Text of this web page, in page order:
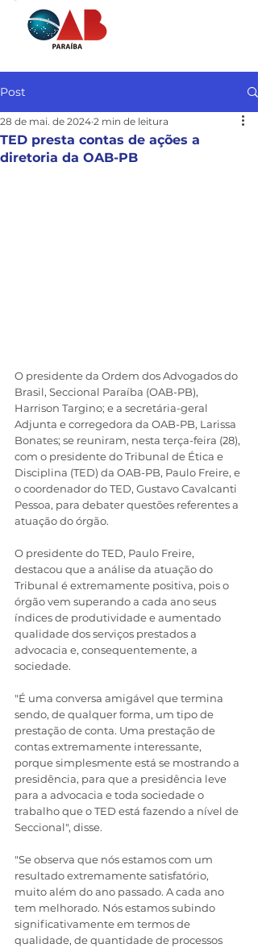
Post
TED presta contas de ações a
diretoria da OAB-PB
28 de mai. de 2024 2 min de leitura
O presidente da Ordem dos Advogados do
Brasil, Seccional Paraíba (OAB-PB),
Harrison Targino; e a secretária-geral
Adjunta e corregedora da OAB-PB, Larissa
Bonates; se reuniram, nesta terça-feira (28),
com o presidente do Tribunal de Ética e
Disciplina (TED) da OAB-PB, Paulo Freire, e
o coordenador do TED, Gustavo Cavalcanti
Pessoa, para debater questões referentes a
atuação do órgão.
O presidente do TED, Paulo Freire,
destacou que a análise da atuação do
Tribunal é extremamente positiva, pois o
órgão vem superando a cada ano seus
índices de produtividade e aumentado
qualidade dos serviços prestados a
advocacia e, consequentemente, a
sociedade.
"É uma conversa amigável que termina
sendo, de qualquer forma, um tipo de
prestação de conta. Uma prestação de
contas extremamente interessante,
porque simplesmente está se mostrando a
presidência, para que a presidência leve
para a advocacia e toda sociedade o
trabalho que o TED está fazendo a nível de
Seccional", disse.
"Se observa que nós estamos com um
resultado extremamente satisfatório,
muito além do ano passado. A cada ano
tem melhorado. Nós estamos subindo
significativamente em termos de
qualidade, de quantidade de processos